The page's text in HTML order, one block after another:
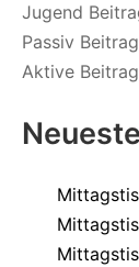
Jugend
Passiv
Aktive